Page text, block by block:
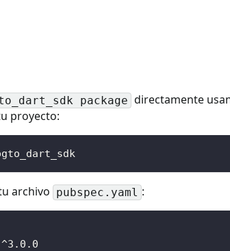
package directamente
proyecto:
archivo pubspec.yaml :
^3.0.0